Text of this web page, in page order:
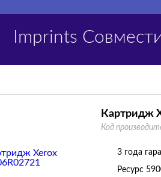
Imprints
Картридж
Код
3 года
Ресурс